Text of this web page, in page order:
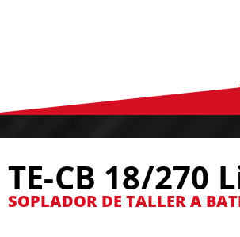
TE-CB 18/270
SOPLADOR DE TALLER A